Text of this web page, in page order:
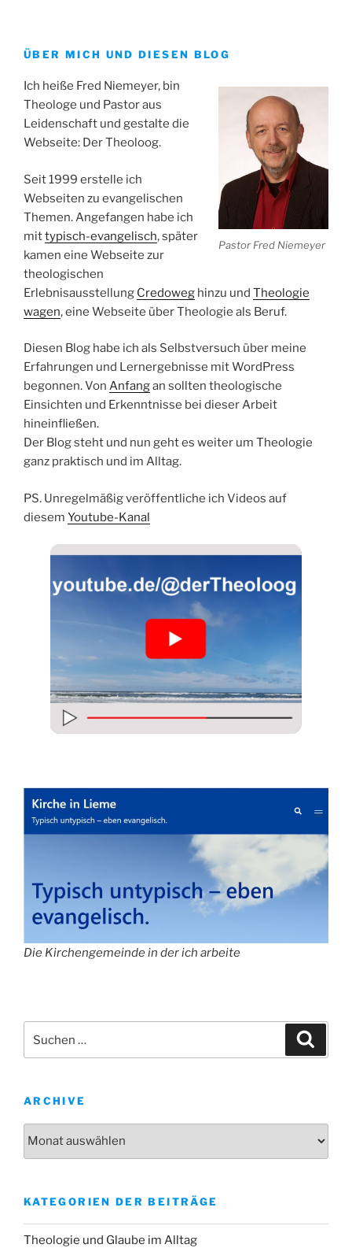
ÜBER MICH UND DIESEN BLOG
Pastor Fred Niemeyer
Ich heiße Fred Niemeyer, bin
Theologe und Pastor aus
Leidenschaft und gestalte die
Webseite: Der Theoloog.
Seit 1999 erstelle ich
Webseiten zu evangelischen
Themen. Angefangen habe ich
mittypisch-evangelisch, später
kamen eine Webseite zur
theologischen
Erlebnisausstellung Credoweg hinzu und Theologie
wagen, eine Webseite über Theologie als Beruf.
Diesen Blog habe ich als Selbstversuch über meine
Erfahrungen und Lernergebnisse mit WordPress
begonnen. Von Anfangan sollten theologische
Einsichten und Erkenntnisse bei dieser Arbeit
hineinfließen.
Der Blog steht und nun geht es weiter um Theologie
ganz praktisch und im Alltag.
PS. Unregelmäßig veröffentliche ich Videos auf
diesem Youtube-Kanal
Die Kirchengemeinde in der ich arbeite
nach:
ARCHIVE
KATEGORIEN DER BEITRÄGE
Theologie und Glaube im Alltag